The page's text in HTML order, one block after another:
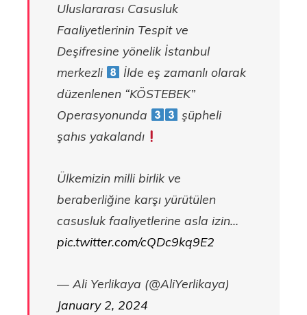
Uluslararası Casusluk
Faaliyetlerinin Tespit ve
Deşifresine yönelik İstanbul
merkezli
İlde eş zamanlı olarak
düzenlenen “KÖSTEBEK”
Operasyonunda
şüpheli
şahıs yakalandı
Ülkemizin milli birlik ve
beraberliğine karşı yürütülen
casusluk faaliyetlerine asla izin…
pic.twitter.com/cQDc9kq9E2
— Ali Yerlikaya (@AliYerlikaya)
January 2, 2024